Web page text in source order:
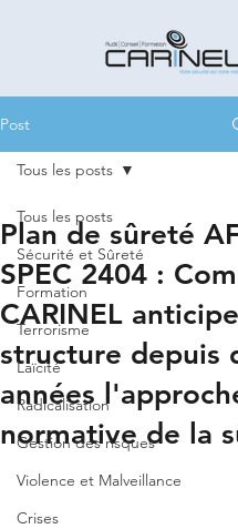
Post
Tous les posts
Sécurité et Sûreté
Formation
Terrorisme
Laïcité
Radicalisation
Gestion des risques
Violence et Malveillance
Crises
Tous les posts
Plan de sûreté
SPEC 2404 :
CARINEL
structure depuis
années
normative de la